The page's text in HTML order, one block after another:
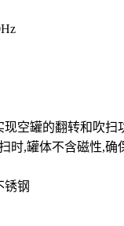
空罐的翻转和吹扫
时,罐体不含磁性,确
锈钢